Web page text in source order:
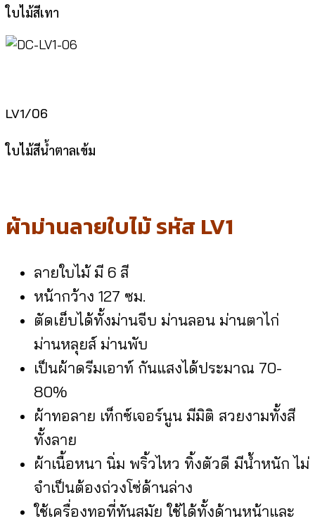
ใบไม้สีเทา
LV1/06
ใบไม้สีน้ำตาลเข้ม
ผ้าม่านลายใบไม้ รหัส LV1
ลายใบไม้ มี 6 สี
หน้ากว้าง 127 ซม.
ตัดเย็บได้ทั้งม่านจีบ ม่านลอน ม่านตาไก่
ม่านหลุยส์ ม่านพับ
เป็นผ้าดรีมเอาท์ กันแสงได้ประมาณ 70-
80%
ผ้าทอลาย เท็กซ์เจอร์นูน มีมิติ สวยงามทั้งสี
ทั้งลาย
ผ้าเนื้อหนา นิ่ม พริ้วไหว ทิ้งตัวดี มีน้ำหนัก ไม่
จำเป็นต้องถ่วงโซ่ด้านล่าง
ใช้เครื่องทอที่ทันสมัย ใช้ได้ทั้งด้านหน้าและ